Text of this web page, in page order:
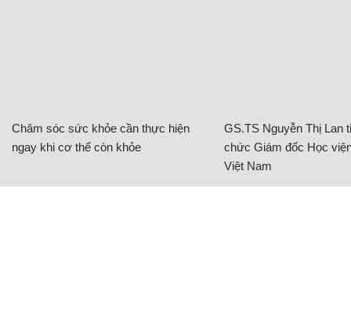
Chăm sóc sức khỏe cần thực hiện
ngay khi cơ thể còn khỏe
GS.TS Nguyễn Thị Lan
chức Giám đốc Học
Việt Nam